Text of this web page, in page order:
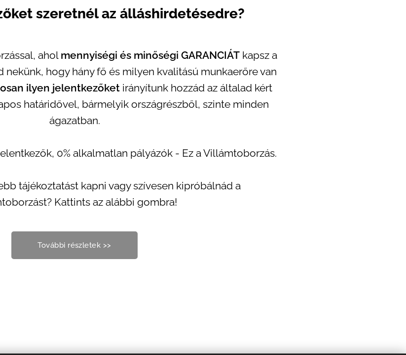
szeretnél az álláshirdetésedre?
ahol mennyiségi és minőségi GARANCIÁTkapsz a
nekünk, hogy hány fő és milyen kvalitású munkaerőrevan
ilyen jelentkezőket irányítunk hozzád az általad kért
határidővel, bármelyik országrészből, szinte minden
ágazatban.
0% alkalmatlan pályázók - Ez a Villámtoborzás.
tájékoztatást kapni vagy szívesen kipróbálnád a
Kattints az alábbi gombra!
További részletek >>